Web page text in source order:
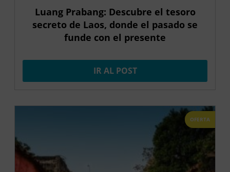
Luang Prabang: Descubre el tesoro
secreto de Laos, donde el pasado se
funde con el presente
IR AL POST
OFERTA